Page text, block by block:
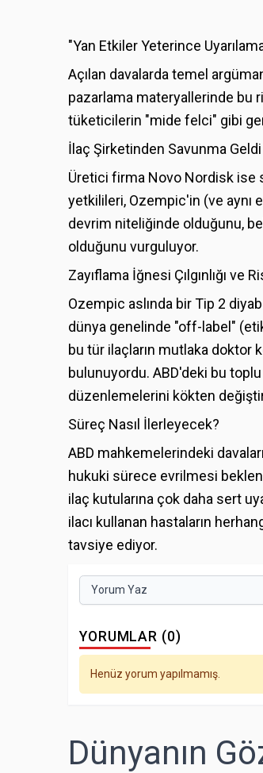
"Yan Etkiler Yeterince
Açılan davalarda temel
pazarlama materyallerinde bu
tüketicilerin "mide felci" gibi
İlaç Şirketinden Savunma Geldi
Üretici firma Novo Nordisk ise
yetkilileri, Ozempic'in (ve
devrim niteliğinde olduğunu,
olduğunu vurguluyor.
Zayıflama İğnesi Çılgınlığı ve
Ozempic aslında bir Tip 2
dünya genelinde "off-label"
bu tür ilaçların mutlaka doktor
bulunuyordu. ABD'deki bu toplu
düzenlemelerini kökten
Süreç Nasıl İlerleyecek?
ABD mahkemelerindeki
hukuki sürece evrilmesi
ilaç kutularına çok daha sert
ilacı kullanan hastaların
tavsiye ediyor.
Yorum Yaz
YORUMLAR (0)
Henüz yorum yapılmamış.
Dünyanın